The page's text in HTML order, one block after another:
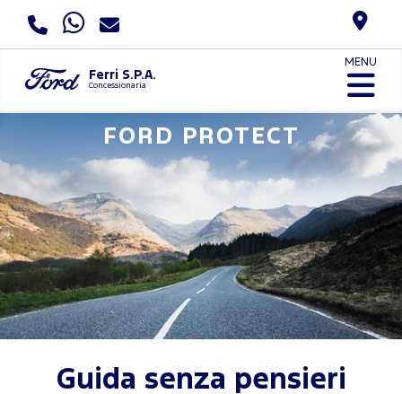
Ferri S.P.A.
Concessionaria
MENU
FORD PROTECT
Guida senza pensieri